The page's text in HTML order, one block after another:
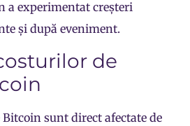
a experimentat creșteri
și după eveniment.
de
sunt direct afectate de